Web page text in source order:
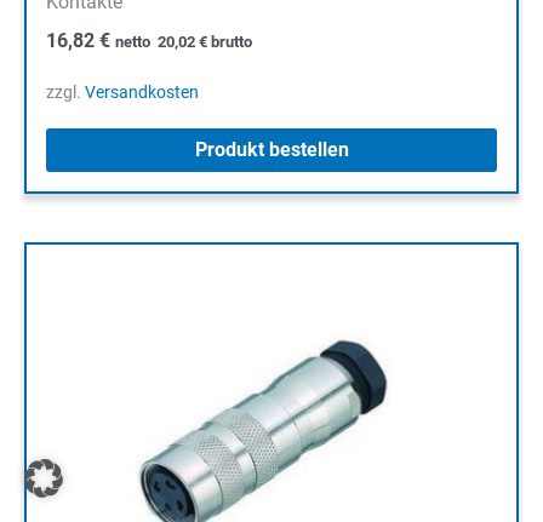
16,82 € netto 20,02 € brutto
zzgl. Versandkosten
Produkt bestellen